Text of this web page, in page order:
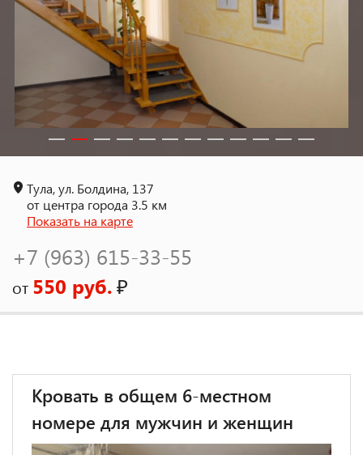
Тула, ул. Болдина, 137
от центра города 3.5 км
Показать на карте
+7 (963) 615-33-55
от 550 руб.₽
Кровать в общем 6-местном
номере для мужчин и женщин